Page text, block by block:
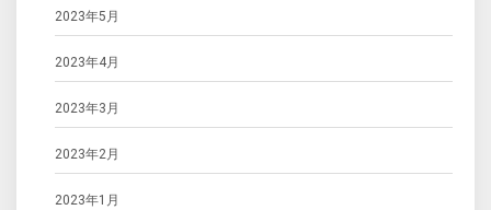
2023年5月
2023年4月
2023年3月
2023年2月
2023年1月